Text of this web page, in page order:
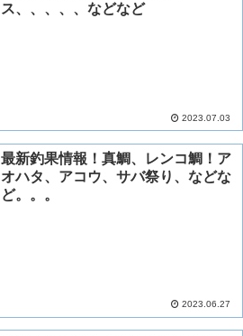
ス、、、、、などなど
2023.07.03
最新釣果情報！真鯛、レンコ鯛！ア
オハタ、アコウ、サバ祭り、などな
ど。。。
2023.06.27